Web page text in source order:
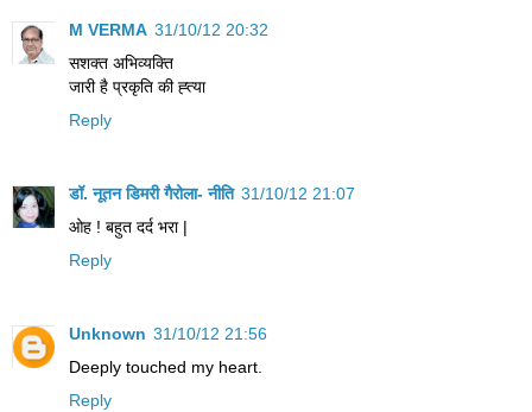
M VERMA 31/10/12 20:32
सशक्त अभिव्यक्ति
जारी है प्रकृति की ह्त्या
Reply
डॉ. नूतन डिमरी गैरोला- नीति 31/10/12 21:07
ओह ! बहुत दर्द भरा |
Reply
Unknown 31/10/12 21:56
Deeply touched my heart.
Reply